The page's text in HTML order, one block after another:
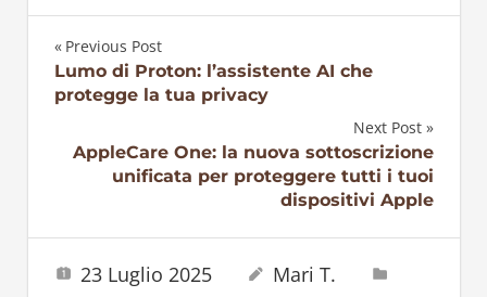
Navigazione
Previous Post
Lumo di Proton: l’assistente AI che
protegge la tua privacy
Next Post
AppleCare One: la nuova sottoscrizione
unificata per proteggere tutti i tuoi
dispositivi Apple
23 Luglio 2025
Mari T.